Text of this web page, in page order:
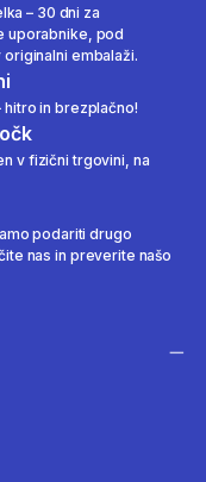
– 30 dni za
uporabnike, pod
embalaži.
in brezplačno!
v fizični trgovini, na
podariti drugo
nas in preverite našo